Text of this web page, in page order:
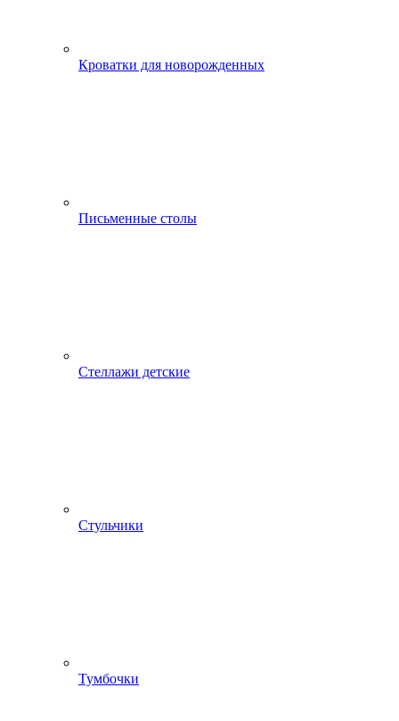
Кроватки для новорожденных
Письменные столы
Стеллажи детские
Стульчики
Тумбочки